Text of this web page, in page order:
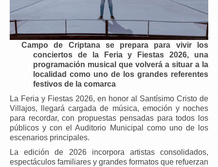
Campo de Criptana se prepara para vivir los
conciertos de la Feria y Fiestas 2026, una
programación musical que volverá a situar a la
localidad como uno de los grandes referentes
festivos de la comarca
La Feria y Fiestas 2026, en honor al Santísimo Cristo de
Villajos, llegará cargada de música, emoción y noches
para recordar, con propuestas pensadas para todos los
públicos y con elAuditorio Municipal
como uno de los
escenarios principales.
La edición de 2026 incorpora artistas consolidados,
espectáculos familiares y grandes formatos que refuerzan